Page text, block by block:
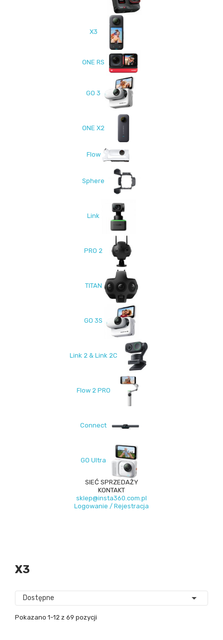
X3
ONE RS
GO 3
ONE X2
Flow
Sphere
Link
PRO 2
TITAN
GO 3S
Link 2 & Link 2C
Flow 2 PRO
Connect
GO Ultra
SIEĆ SPRZEDAŻY
KONTAKT
sklep@insta360.com.pl
Logowanie / Rejestracja
X3
Dostępne 
Pokazano 1-12 z 69 pozycji